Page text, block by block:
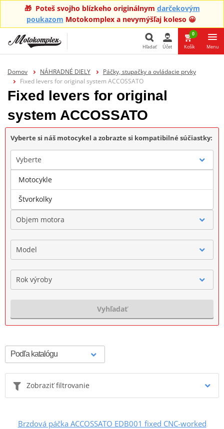
🎁 Poteš svojho blízkeho originálnym darčekovým
poukazom Motokomplex a nevymýšľaj koleso 😀
Hľadať
Hľadať Účet
0
Košík Menu
Domov NÁHRADNÉ DIELY
Páčky, stupačky a ovládacie prvky
Fixed levers for original system ACCOSSATO
Fixed levers for original
system ACCOSSATO
Vyberte si náš motocykel a zobrazte si kompatibilné súčiastky:
Vyberte
Značka
Objem motora
Model
Rok výroby
Vyhľadať
Zobraziť filtrovanie
Brzdová páčka ACCOSSATO EDB001 fixed CNC-worked
Motocykle
Štvorkolky